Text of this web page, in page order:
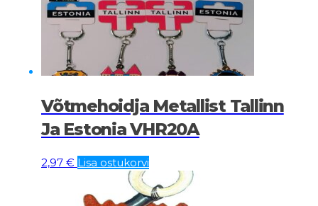
Võtmehoidja Metallist Tallinn
Ja Estonia VHR20A
2,97 € Lisa ostukorvi